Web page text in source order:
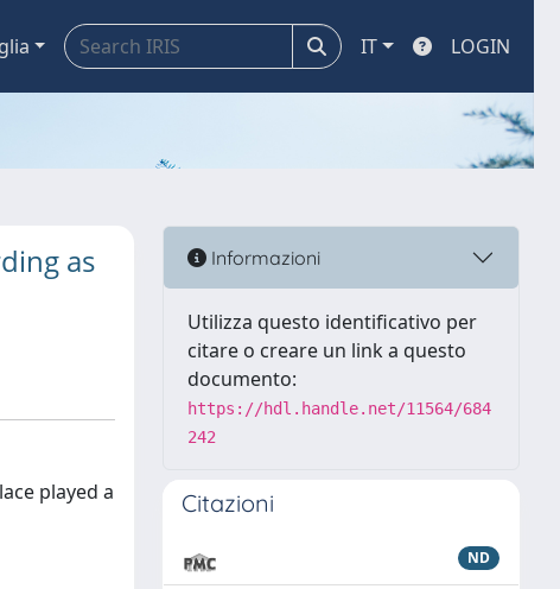
IT LOGIN
as
played a
Informazioni
Utilizza questo identificativo per
citare o creare un link a questo
documento:
https://hdl.handle.net/11564/684
242
Citazioni
ND